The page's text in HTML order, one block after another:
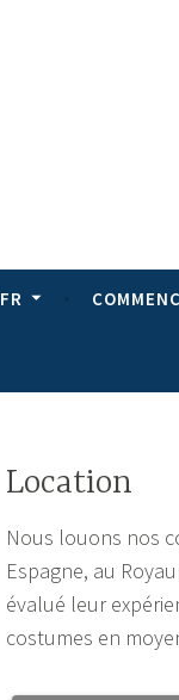
FR
Location
Nous louons nos
Espagne, au
évalué leur
costumes en